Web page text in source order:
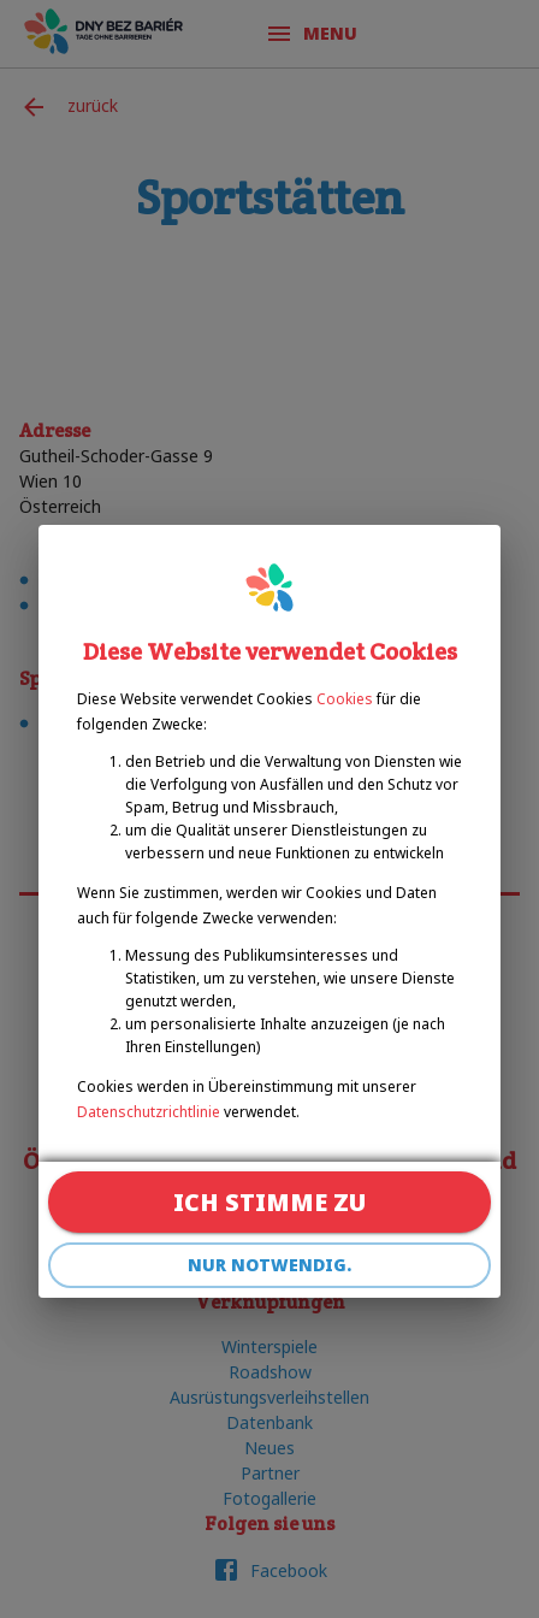
MENU
zurück
Sportstätten
Adresse
Gutheil-Schoder-Gasse 9
Wien 10
Österreich
Sporty
basketbal
Emilova sportovní, z.s.
Pavel Zbožínek
+420 602 720 518
Österreichischer Behindertensportverband
costa@obsv.at
+43 332-61-34
Verknüpfungen
Winterspiele
Roadshow
Ausrüstungsverleihstellen
Datenbank
Neues
Partner
Fotogallerie
Folgen sie uns
Facebook
Diese Website verwendet Cookies
Diese Website verwendet Cookies Cookies für die
folgenden Zwecke:
den Betrieb und die Verwaltung von Diensten wie
die Verfolgung von Ausfällen und den Schutz vor
Spam, Betrug und Missbrauch,
um die Qualität unserer Dienstleistungen zu
verbessern und neue Funktionen zu entwickeln
Wenn Sie zustimmen, werden wir Cookies und Daten
auch für folgende Zwecke verwenden:
Messung des Publikumsinteresses und
Statistiken, um zu verstehen, wie unsere Dienste
genutzt werden,
um personalisierte Inhalte anzuzeigen (je nach
Ihren Einstellungen)
Cookies werden in Übereinstimmung mit unserer
Datenschutzrichtlinie verwendet.
NUR NOTWENDIG.
ICH STIMME ZU